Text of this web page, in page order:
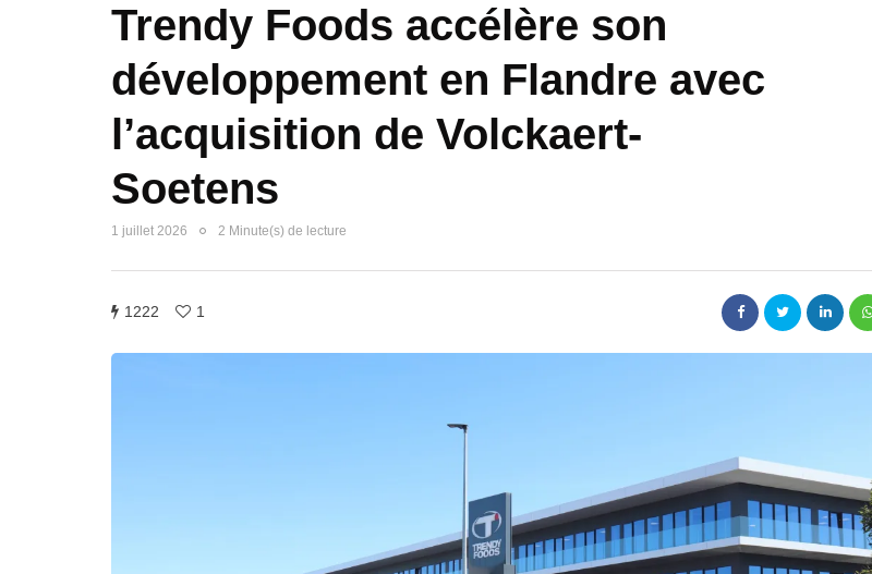
Trendy Foods accélère son
développement en Flandre avec
l’acquisition de Volckaert-
Soetens
1 juillet 2026 2 Minute(s) de lecture
1222 1